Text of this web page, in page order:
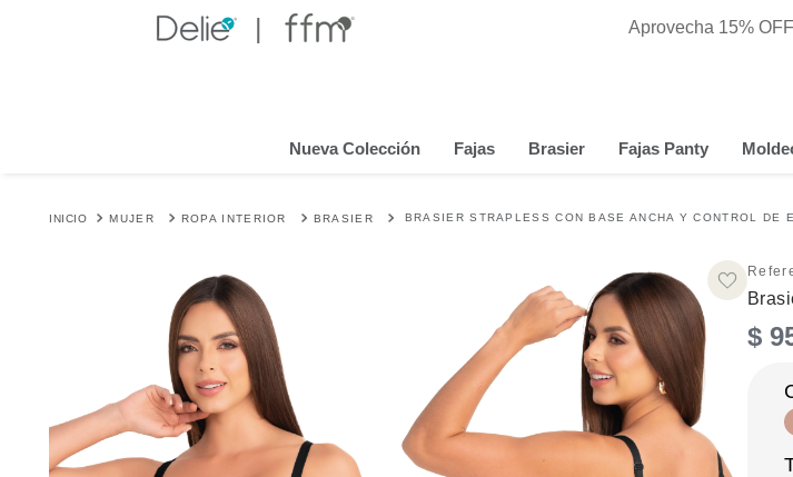
Anniversary Days 🎉.50% OFF Prendas con Control Aprovecha 15%
Nueva Colección Fajas Brasier Fajas Panty
MUJER ROPA INTERIOR BRASIER BRASIER STRAPLESS CON BASE ANCHA Y CONTROL DE
$